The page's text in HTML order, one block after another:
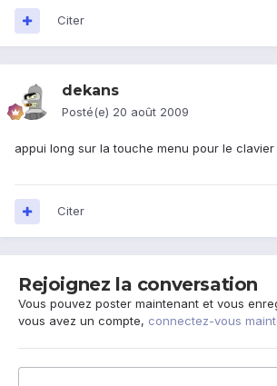
Citer
dekans
Posté(e) 20 août 2009
appui long sur la touche menu pour le clavier
Citer
Rejoignez la conversation
Vous pouvez poster maintenant et vous
vous avez un compte, connectez-vous